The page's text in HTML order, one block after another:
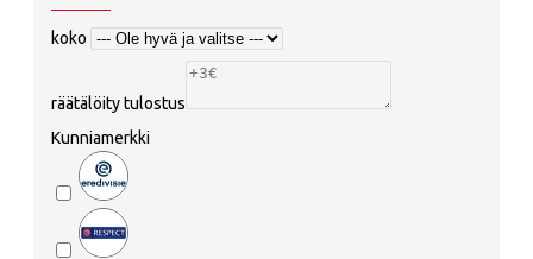
koko
räätälöity tulostus
Kunniamerkki